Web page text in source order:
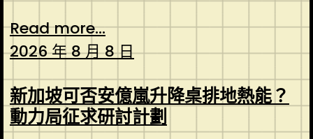
Read more...
2026 年 8 月 8 日
新加坡可否安億嵐升降桌排地熱能？
動力局征求研討計劃